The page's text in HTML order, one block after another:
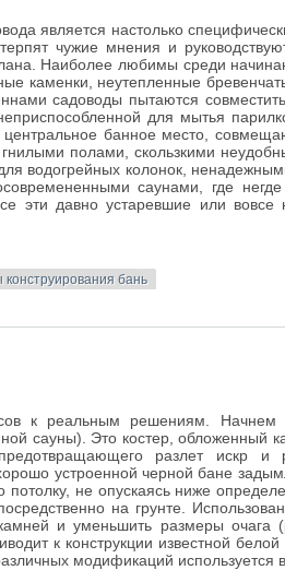
является настолько
чужие мнения и
Наиболее любимы среди
каменки, неутепленные
садоводы пытаются
для мытья
банное место,
полами, скользкими
водогрейных колонок,
саунами, где
эти давно устаревшие или
бань
к реальным решениям.
сауны). Это костер, обложенный
разлет искр и
устроенной черной бане
потолку, не опускаясь ниже
на грунте.
и уменьшить размеры очага
к конструкции известной
модификаций используется